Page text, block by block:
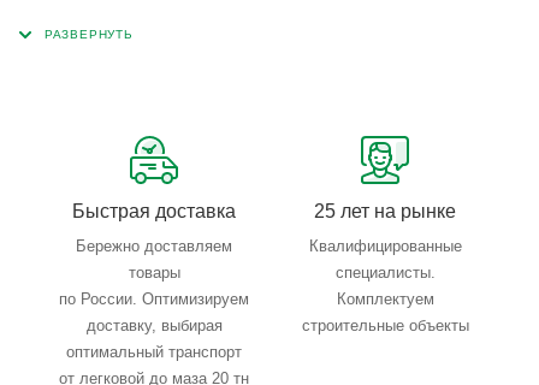
Быстрая доставка
Бережно доставляем
товары
по России. Оптимизируем
доставку, выбирая
оптимальный транспорт
от легковой до маза 20 тн
25 лет на рынке
Квалифицированные
специалисты.
Комплектуем
строительные объекты